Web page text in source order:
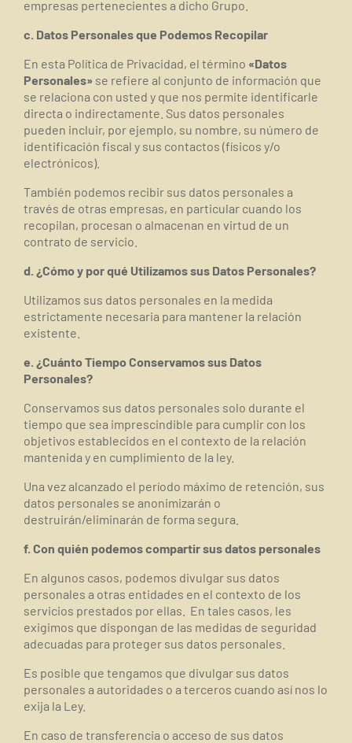
empresas pertenecientes a dicho Grupo.
c. Datos Personales que Podemos Recopilar
En esta Política de Privacidad, el término «Datos
Personales» se refiere al conjunto de información que
se relaciona con usted y que nos permite identificarle
directa o indirectamente. Sus datos personales
pueden incluir, por ejemplo, su nombre, su número de
identificación fiscal y sus contactos (físicos y/o
electrónicos).
También podemos recibir sus datos personales a
través de otras empresas, en particular cuando los
recopilan, procesan o almacenan en virtud de un
contrato de servicio.
d. ¿Cómo y por qué Utilizamos sus Datos Personales?
Utilizamos sus datos personales en la medida
estrictamente necesaria para mantener la relación
existente.
e. ¿Cuánto Tiempo Conservamos sus Datos
Personales?
Conservamos sus datos personales solo durante el
tiempo que sea imprescindible para cumplir con los
objetivos establecidos en el contexto de la relación
mantenida y en cumplimiento de la ley.
Una vez alcanzado el período máximo de retención, sus
datos personales se anonimizarán o
destruirán/eliminarán de forma segura.
f. Con quién podemos compartir sus datos personales
En algunos casos, podemos divulgar sus datos
personales a otras entidades en el contexto de los
servicios prestados por ellas.
En tales casos, les
exigimos que dispongan de las medidas de seguridad
adecuadas para proteger sus datos personales.
Es posible que tengamos que divulgar sus datos
personales a autoridades o a terceros cuando así nos lo
exija la Ley.
En caso de transferencia o acceso de sus datos